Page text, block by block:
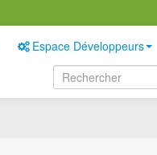
Espace Développeurs